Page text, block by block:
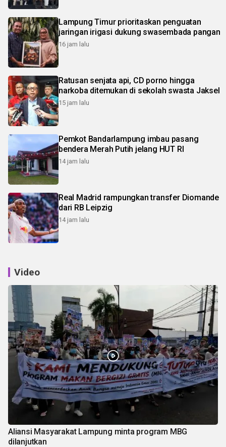
Lampung Timur prioritaskan penguatan
jaringan irigasi dukung swasembada pangan
16 jam lalu
Ratusan senjata api, CD porno hingga
narkoba ditemukan di sekolah swasta Jaksel
15 jam lalu
Pemkot Bandarlampung imbau pasang
bendera Merah Putih jelang HUT RI
14 jam lalu
Real Madrid rampungkan transfer Diomande
dari RB Leipzig
14 jam lalu
Video
Aliansi Masyarakat Lampung minta program MBG
dilanjutkan